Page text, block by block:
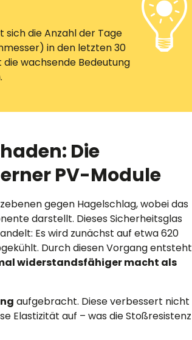
sich die Anzahl der Tage
in den letzten 30
wachsende Bedeutung
Die
PV-Module
gegen Hagelschlag, wobei das
darstellt. Dieses Sicherheitsglas
Es wird zunächst auf etwa 620
Durch diesen Vorgang entsteht
widerstandsfähiger macht als
aufgebracht. Diese verbessert nicht
Elastizität auf – was die Stoßresistenz